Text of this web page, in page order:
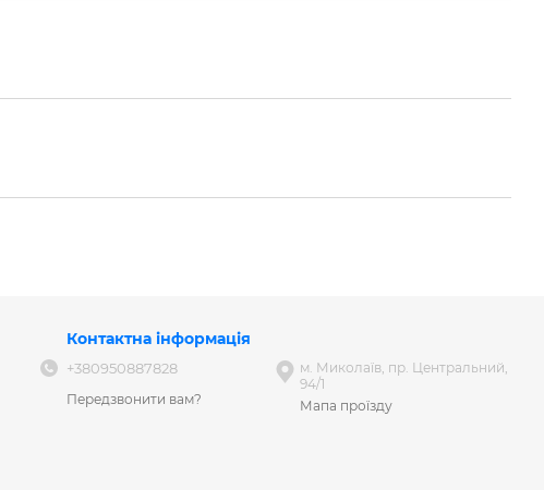
Контактна інформація
+380950887828
Передзвонити вам?
м. Миколаїв, пр. Центральний,
94/1
Мапа проїзду